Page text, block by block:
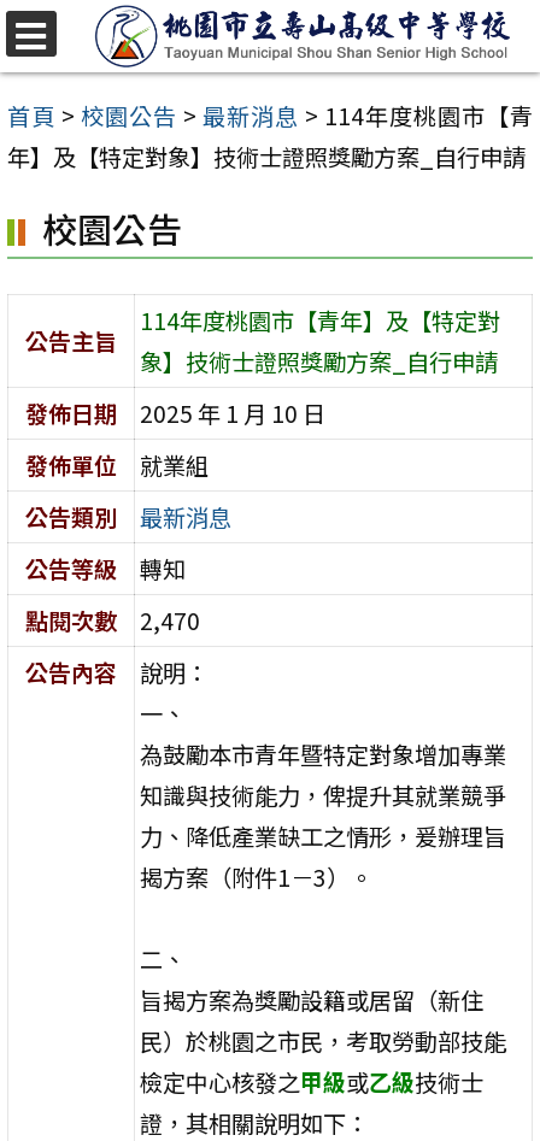
跳
至
主
要
容
區
首頁 > 校園公告 > 最新消息 > 114年度桃園市【青
年】及【特定對象】技術士證照獎勵方案_自行申請
校園公告
公告主旨
114年度桃園市【青年】及【特定對
象】技術士證照獎勵方案_自行申請
發佈日期
2025 年 1 月 10 日
發佈單位
就業組
公告類別
最新消息
公告等級
轉知
點閱次數
2,470
公告內容
說明：
一、
為鼓勵本市青年暨特定對象增加專業
知識與技術能力，俾提升其就業競爭
力、降低產業缺工之情形，爰辦理旨
揭方案（附件1－3）。
二、
旨揭方案為獎勵設籍或居留（新住
民）於桃園之市民，考取勞動部技能
檢定中心核發之甲級或乙級技術士
證，其相關說明如下：
選
單